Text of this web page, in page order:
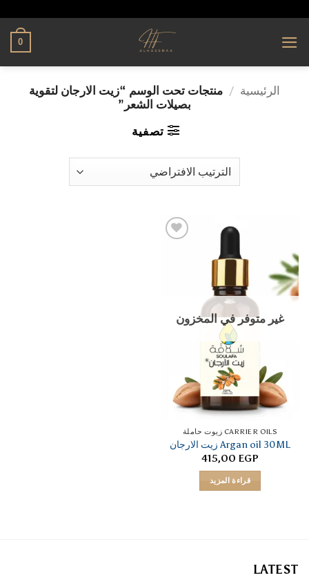
0
الرئيسية / منتجات تحت الوسم “زيت الارجان لتقوية
بصيلات الشعر”
تصفية
غير متوفر في المخزون
CARRIER OILS زيوت حاملة
Argan oil 30ML زيت الارجان
415,00 EGP
قراءة المزيد
LATEST